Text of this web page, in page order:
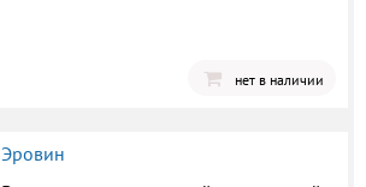
нет в наличии
Эровин